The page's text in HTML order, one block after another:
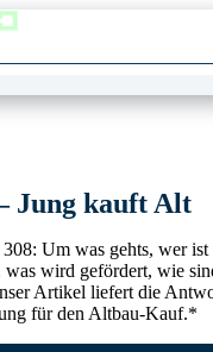
Jung kauft Alt
Um was gehts, wer ist
was wird gefördert, wie
Artikel liefert die
für den Altbau-Kauf.*